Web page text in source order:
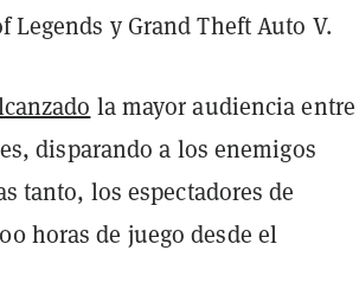
y Grand Theft Auto V.
la mayor audiencia entre
disparando a los enemigos
tanto, los espectadores de
horas de juego desde el